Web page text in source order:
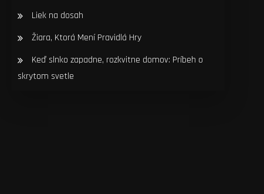
Liek na dosah
Žiara, Ktorá Mení Pravidlá Hry
Keď slnko zapadne, rozkvitne domov: Príbeh o
skrytom svetle